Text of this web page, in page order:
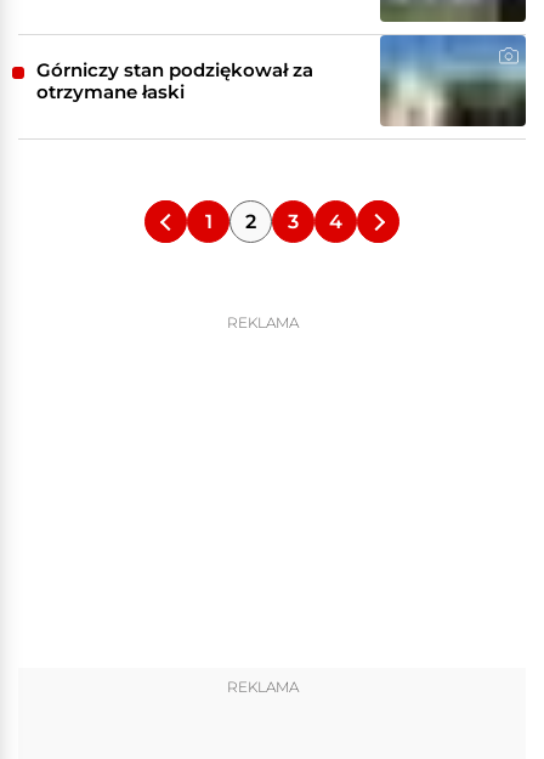
Górniczy stan podziękował za
otrzymane łaski
1 2 3 4
REKLAMA
REKLAMA